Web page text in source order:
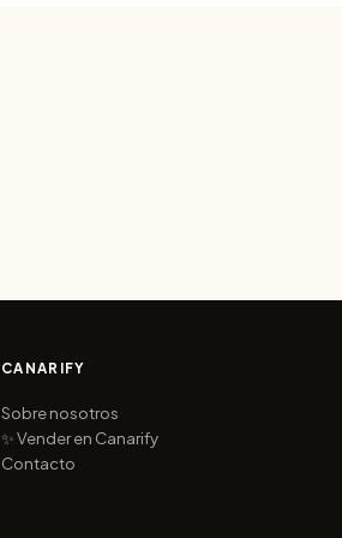
CANARIFY
Sobre nosotros
✨ Vender en Canarify
Contacto